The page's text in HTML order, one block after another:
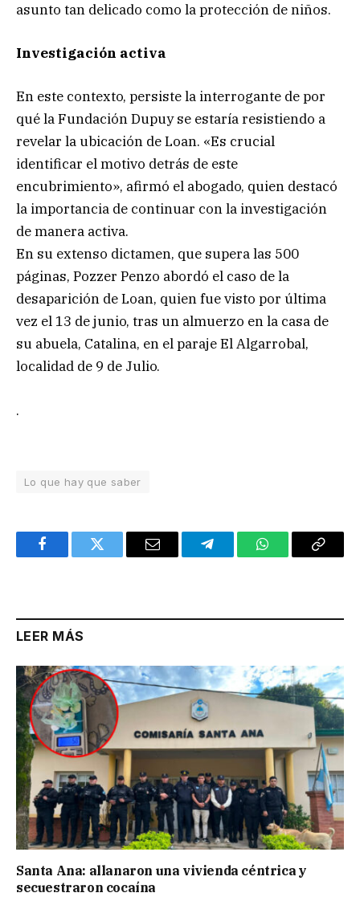
asunto tan delicado como la protección de niños.
Investigación activa
En este contexto, persiste la interrogante de por
qué la Fundación Dupuy se estaría resistiendo a
revelar la ubicación de Loan. «Es crucial
identificar el motivo detrás de este
encubrimiento», afirmó el abogado, quien destacó
la importancia de continuar con la investigación
de manera activa.
En su extenso dictamen, que supera las 500
páginas, Pozzer Penzo abordó el caso de la
desaparición de Loan, quien fue visto por última
vez el 13 de junio, tras un almuerzo en la casa de
su abuela, Catalina, en el paraje El Algarrobal,
localidad de 9 de Julio.
.
Lo que hay que saber
FacebookTwitter Email TelegramWhatsAppCopy
LEER MÁS
Santa Ana: allanaron una vivienda céntrica y
secuestraron cocaína